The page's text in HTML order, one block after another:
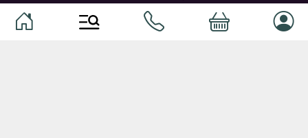
Căști
Smartphone-uri
Living